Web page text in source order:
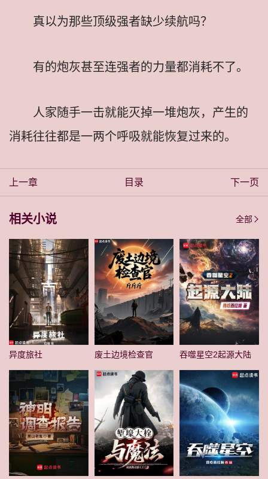
真以为那些顶级强者缺少续航吗？
有的炮灰甚至连强者的力量都消耗不了。
人家随手一击就能灭掉一堆炮灰，产生的
消耗往往都是一两个呼吸就能恢复过来的。
上一章 目录 下一页
相关小说 全部
异度旅社 废土边境检查官 吞噬星空2起源大陆